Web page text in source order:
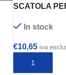
SCATOLA
DCA1191
In stock
€10,65 iva
AGGIUNGI AL